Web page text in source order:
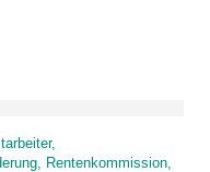
Rentenkommission,